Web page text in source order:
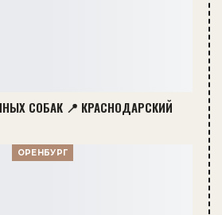
СОБАК 📍 КРАСНОДАРСКИЙ
ОРЕНБУРГ